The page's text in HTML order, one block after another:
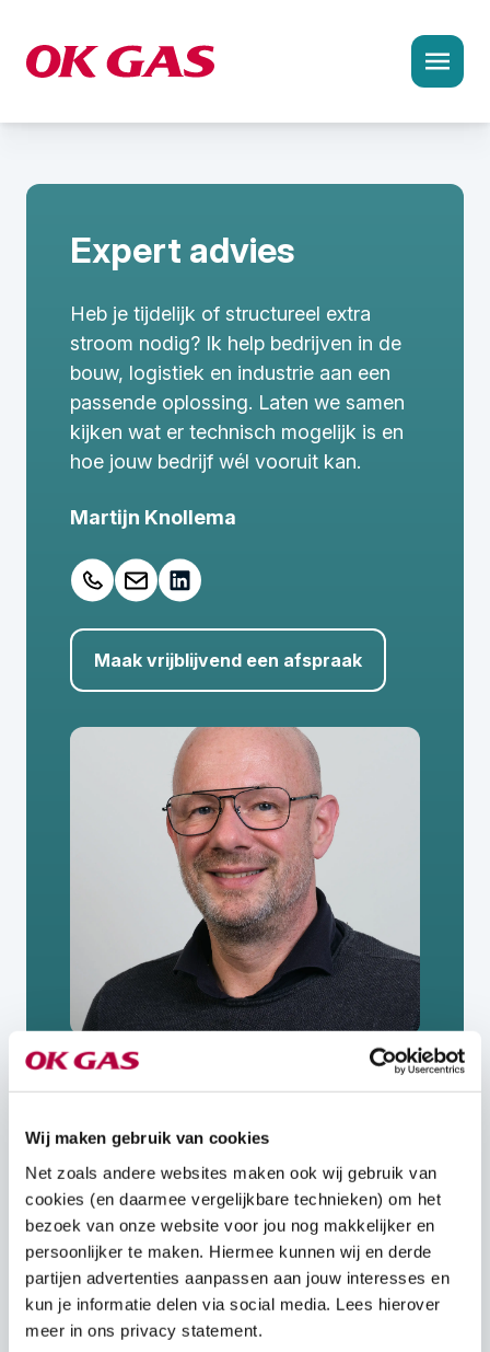
Wij maken gebruik van cookies
Net zoals andere websites maken ook wij gebruik van
cookies (en daarmee vergelijkbare technieken) om het
bezoek van onze website voor jou nog makkelijker en
persoonlijker te maken. Hiermee kunnen wij en derde
partijen advertenties aanpassen aan jouw interesses en
kun je informatie delen via social media. Lees hierover
meer in ons privacy statement.
Agrarische sector
Bouw en infra
Industrie en productie
Logistiek en transport
Recreatie en horeca
Download de gids
'Stroom in 3 stappen'
Wil je snel meer inzicht in je stroomverbruik én
oplossingen bij netcongestie? Deze gids helpt je
in drie praktische stappen om je energiebehoefte
in kaart te brengen en laat zien welke
stroomoplossingen wél werken. Vraag de gids
Expert advies
Heb je tijdelijk of structureel extra
stroom nodig? Ik help bedrijven in de
bouw, logistiek en industrie aan een
passende oplossing. Laten we samen
kijken wat er technisch mogelijk is en
hoe jouw bedrijf wél vooruit kan.
Martijn Knollema
Maak vrijblijvend een afspraak